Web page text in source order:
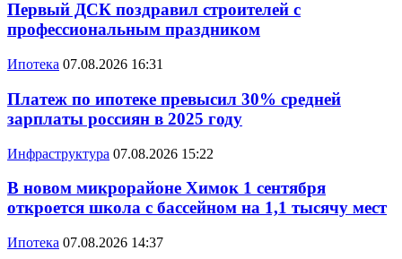
Первый ДСК поздравил строителей с
профессиональным праздником
Ипотека 07.08.2026 16:31
Платеж по ипотеке превысил 30% средней
зарплаты россиян в 2025 году
Инфраструктура 07.08.2026 15:22
В новом микрорайоне Химок 1 сентября
откроется школа с бассейном на 1,1 тысячу мест
Ипотека 07.08.2026 14:37